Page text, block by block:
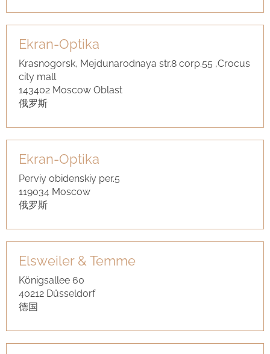
Ekran-Optika
Krasnogorsk, Mejdunarodnaya str.8 corp.55 ,Crocus
city mall
143402 Moscow Oblast
俄罗斯
Ekran-Optika
Perviy obidenskiy per.5
119034 Moscow
俄罗斯
Elsweiler & Temme
Königsallee 60
40212 Düsseldorf
德国